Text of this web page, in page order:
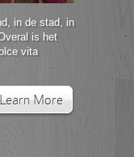
in de stad, in
is het
vita
Learn More